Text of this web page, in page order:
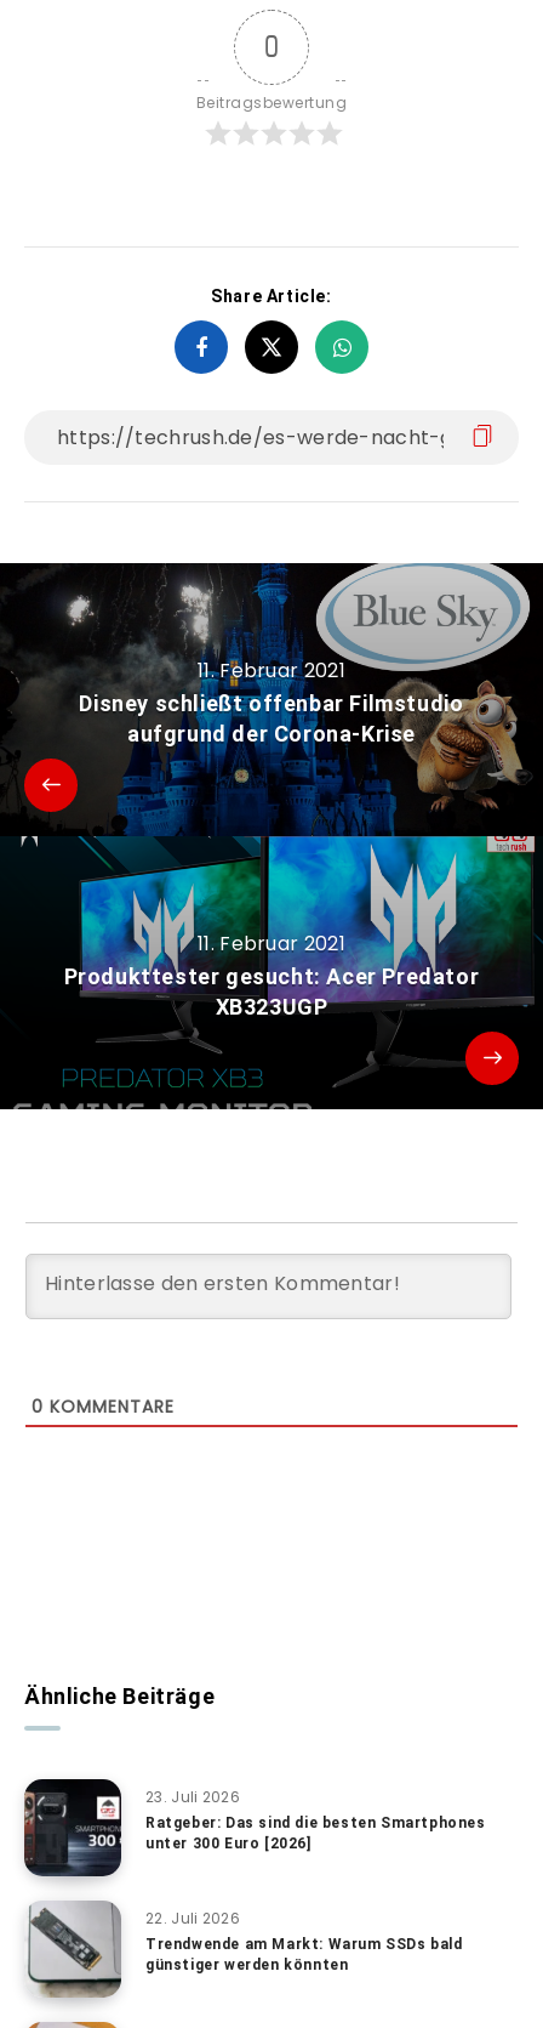
0
Beitragsbewertung
Share Article:
11. Februar 2021
Disney schließt offenbar Filmstudio
aufgrund der Corona-Krise
11. Februar 2021
Produkttester gesucht: Acer Predator
XB323UGP
0 KOMMENTARE
Ähnliche Beiträge
23. Juli 2026
Ratgeber: Das sind die besten Smartphones
unter 300 Euro [2026]
22. Juli 2026
Trendwende am Markt: Warum SSDs bald
günstiger werden könnten